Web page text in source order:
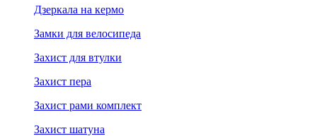
Дзеркала на кермо
Замки для велосипеда
Захист для втулки
Захист пера
Захист рами комплект
Захист шатуна